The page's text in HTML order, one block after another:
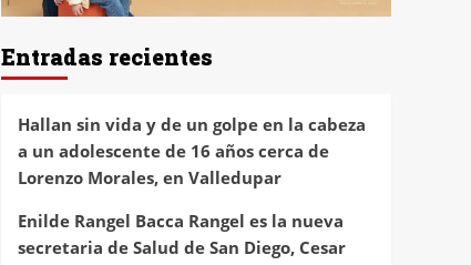
Entradas recientes
Hallan sin vida y de un golpe en la cabeza
a un adolescente de 16 años cerca de
Lorenzo Morales, en Valledupar
Enilde Rangel Bacca Rangel es la nueva
secretaria de Salud de San Diego, Cesar